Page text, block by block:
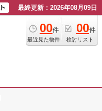
最終更新：2026年08月09日
00件
最近見た物件
00件
検討リスト